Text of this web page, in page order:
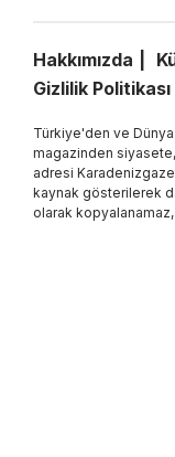
Hakkımızda
Gizlilik Politikası
Türkiye'den ve
magazinden
adresi
kaynak gösterilerek
olarak